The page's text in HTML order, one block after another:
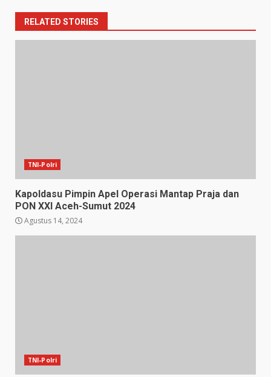
RELATED STORIES
TNI-Polri
Kapoldasu Pimpin Apel Operasi Mantap Praja dan
PON XXl Aceh-Sumut 2024
Agustus 14, 2024
TNI-Polri